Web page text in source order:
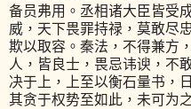
备员弗用。丞相诸大臣皆受
威，天下畏罪持禄，莫敢尽
欺以取容。秦法，不得兼方
人，皆良士，畏忌讳谀，不
决于上，上至以衡石量书，
其贪于权势至如此，未可为